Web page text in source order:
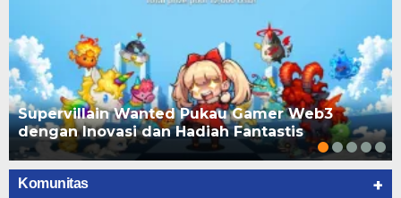
Supervillain Wanted Pukau Gamer Web3
dengan Inovasi dan Hadiah Fantastis
Komunitas +